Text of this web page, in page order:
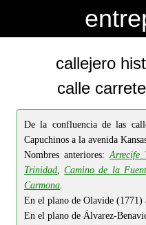
callejero
calle
De la confluencia de las
Capuchinos a la avenida
Nombres anteriores:Arrecife
Trinidad,Camino de la
Carmona.
En el plano de Olavide (1771)
En el plano de Álvarez-